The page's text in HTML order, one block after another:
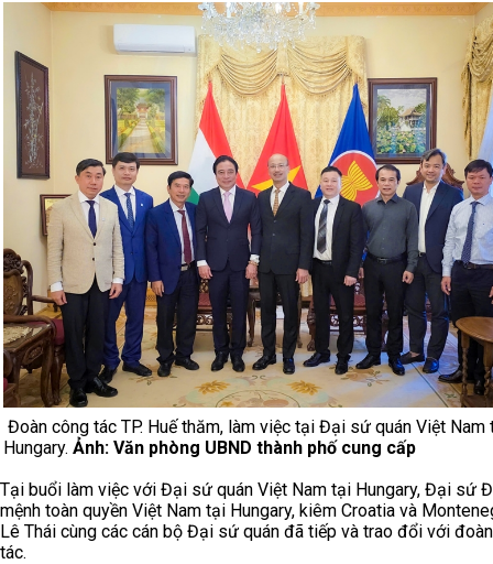
Đoàn công tác TP. Huế thăm, làm việc tại Đại sứ quán Việt Nam
Hungary. Ảnh: Văn phòng UBND thành phố cung cấp
Tại buổi làm việc với Đại sứ quán Việt Nam tại Hungary, Đại sứ
mệnh toàn quyền Việt Nam tại Hungary, kiêm Croatia và
Lê Thái cùng các cán bộ Đại sứ quán đã tiếp và trao đổi với
tác.